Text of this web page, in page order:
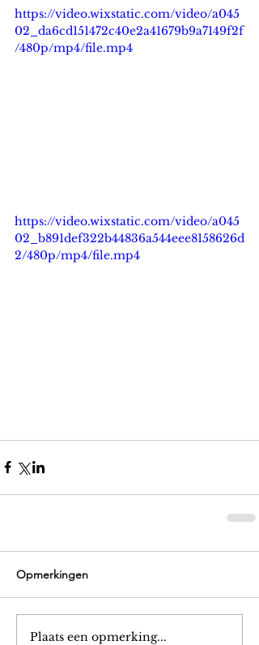
https://video.wixstatic.com/video/a045
02_da6cd151472c40e2a41679b9a7149f2f
/480p/mp4/file.mp4
https://video.wixstatic.com/video/a045
02_b891def322b44836a544eee8158626d
2/480p/mp4/file.mp4
Opmerkingen
Plaats een opmerking...